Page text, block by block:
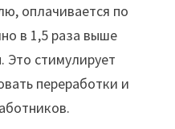
оплачивается по
в 1,5 раза выше
Это стимулирует
переработки и